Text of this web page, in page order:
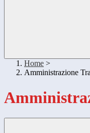
Home >
Amministrazione